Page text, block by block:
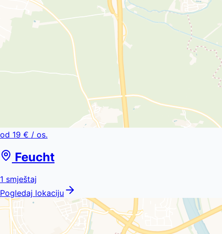
od 19 € / os.
Feucht
1 smještaj
Pogledaj lokaciju